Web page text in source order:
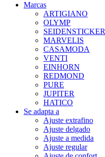
Marcas
ARTIGIANO
OLYMP
SEIDENSTICKER
MARVELIS
CASAMODA
VENTI
EINHORN
REDMOND
PURE
JUPITER
HATICO
Se adapta a
Ajuste extrafino
Ajuste delgado
Ajuste a medida
Ajuste regular